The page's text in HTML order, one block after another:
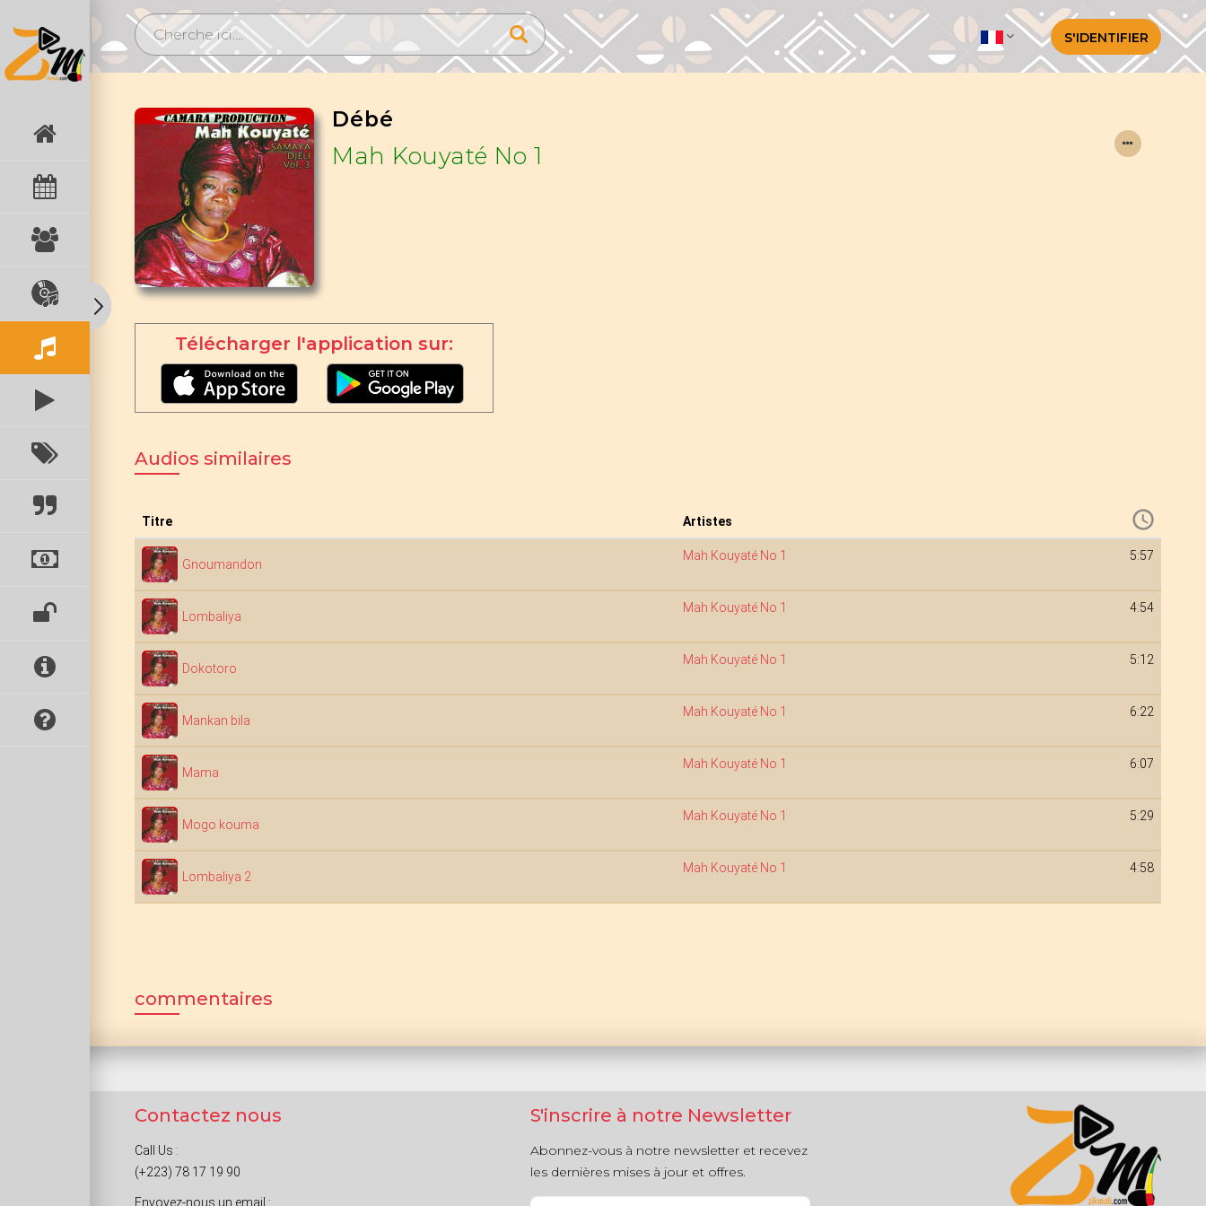
S'IDENTIFIER
Débé
Mah Kouyaté No 1
Télécharger l'application sur:
Audios similaires
Titre Artistes
Gnoumandon
Mah Kouyaté No 1 5:57
Lombaliya
Mah Kouyaté No 1 4:54
Dokotoro
Mah Kouyaté No 1 5:12
Mankan bila
Mah Kouyaté No 1 6:22
Mama
Mah Kouyaté No 1 6:07
Mogo kouma
Mah Kouyaté No 1 5:29
Lombaliya 2
Mah Kouyaté No 1 4:58
commentaires
Contactez nous
Call Us :
(+223) 78 17 19 90
Envoyez-nous un email :
S'inscrire à notre Newsletter
Abonnez-vous à notre newsletter et recevez
les dernières mises à jour et offres.